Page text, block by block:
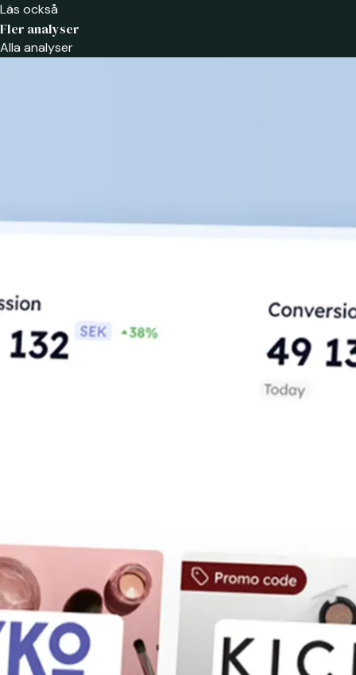
Läs också
Fler analyser
Alla analyser